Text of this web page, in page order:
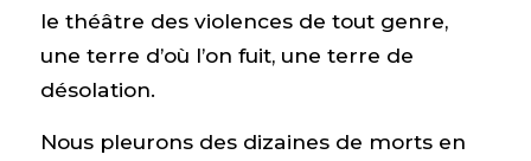
le théâtre des violences de tout genre,
une terre d’où l’on fuit, une terre de
désolation.
Nous pleurons des dizaines de morts en